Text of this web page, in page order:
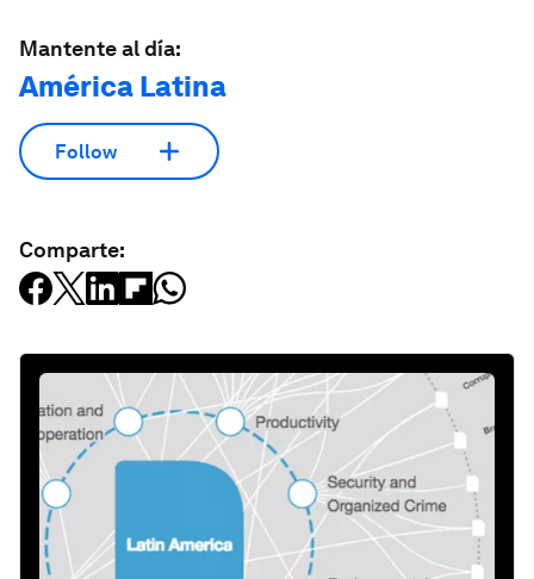
Mantente al día:
América Latina
Follow
Comparte: